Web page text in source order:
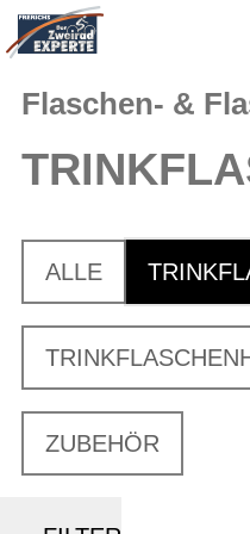
Flaschen- &
ALLE
ZUBEHÖR